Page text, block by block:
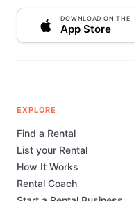
DOWNLOAD ON THE
App Store
EXPLORE
Find a Rental
List your Rental
How It Works
Rental Coach